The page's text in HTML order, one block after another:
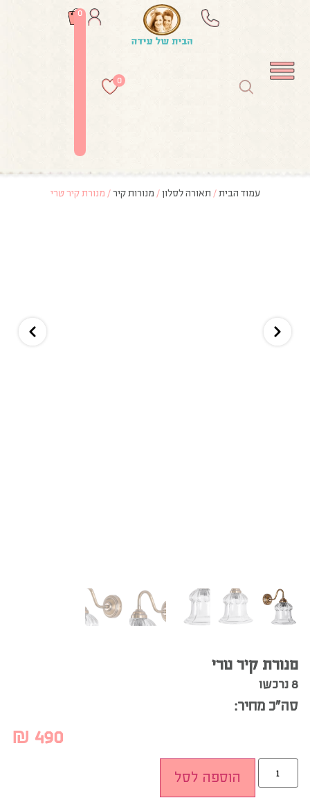
0
0
עמוד הבית/ תאורה לסלון/ מנורות קיר/ מנורת קיר טרי
מנורת קיר טרי
8 נרכשו
סה”כ מחיר:
₪ 490
הוספה לסל